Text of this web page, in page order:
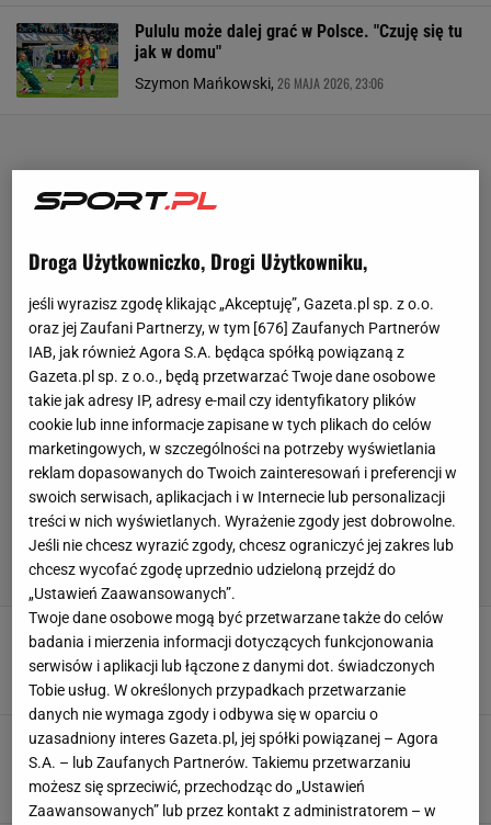
Pululu może dalej grać w Polsce. "Czuję się tu
jak w domu"
Szymon Mańkowski, 26 MAJA 2026, 23:06
Sensacyjna oferta dla Pululu. Może zostać w
Ekstraklasie. Klub potwierdza
Norbert Amlicki,25 MAJA 2026, 15:02
Oni najbardziej zaimponowali Bońkowi w
Ekstraklasie. "300 procent normy"
Szymon Mańkowski,25 MAJA 2026, 11:25
Droga Użytkowniczko, Drogi Użytkowniku,
jeśli wyrazisz zgodę klikając „Akceptuję”, Gazeta.pl sp. z o.o.
oraz jej Zaufani Partnerzy, w tym [676] Zaufanych Partnerów
IAB, jak również Agora S.A. będąca spółką powiązaną z
Gazeta.pl sp. z o.o., będą przetwarzać Twoje dane osobowe
takie jak adresy IP, adresy e-mail czy identyfikatory plików
cookie lub inne informacje zapisane w tych plikach do celów
marketingowych, w szczególności na potrzeby wyświetlania
reklam dopasowanych do Twoich zainteresowań i preferencji w
swoich serwisach, aplikacjach i w Internecie lub personalizacji
treści w nich wyświetlanych. Wyrażenie zgody jest dobrowolne.
Jeśli nie chcesz wyrazić zgody, chcesz ograniczyć jej zakres lub
chcesz wycofać zgodę uprzednio udzieloną przejdź do
„Ustawień Zaawansowanych”.
Twoje dane osobowe mogą być przetwarzane także do celów
badania i mierzenia informacji dotyczących funkcjonowania
serwisów i aplikacji lub łączone z danymi dot. świadczonych
Tobie usług. W określonych przypadkach przetwarzanie
danych nie wymaga zgody i odbywa się w oparciu o
uzasadniony interes Gazeta.pl, jej spółki powiązanej – Agora
S.A. – lub Zaufanych Partnerów. Takiemu przetwarzaniu
możesz się sprzeciwić, przechodząc do „Ustawień
Zaawansowanych” lub przez kontakt z administratorem – w